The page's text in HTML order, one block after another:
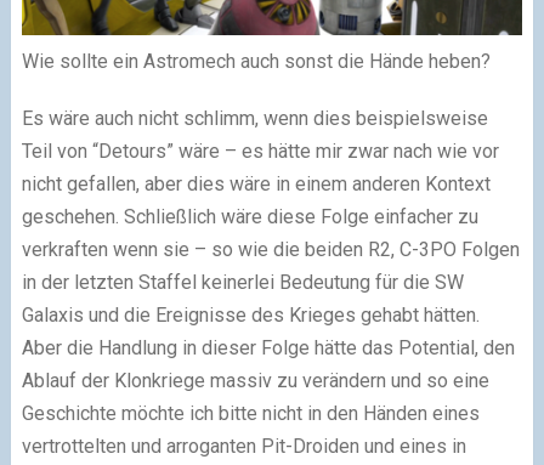
Wie sollte ein Astromech auch sonst die Hände heben?
Es wäre auch nicht schlimm, wenn dies beispielsweise
Teil von “Detours” wäre – es hätte mir zwar nach wie vor
nicht gefallen, aber dies wäre in einem anderen Kontext
geschehen. Schließlich wäre diese Folge einfacher zu
verkraften wenn sie – so wie die beiden R2, C-3PO Folgen
in der letzten Staffel keinerlei Bedeutung für die SW
Galaxis und die Ereignisse des Krieges gehabt hätten.
Aber die Handlung in dieser Folge hätte das Potential, den
Ablauf der Klonkriege massiv zu verändern und so eine
Geschichte möchte ich bitte nicht in den Händen eines
vertrottelten und arroganten Pit-Droiden und eines in